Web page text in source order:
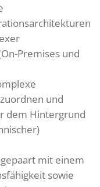
Premises und
und
dem Hintergrund
mit einem
sowie